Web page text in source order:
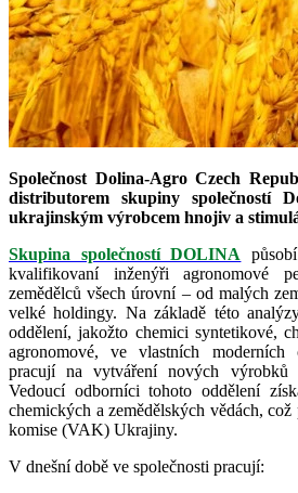
Společnost Dolina-Agro Czech
distributorem skupiny společností
ukrajinským výrobcem hnojiv a
Skupina společností DOLINA
kvalifikovaní inženýři agronomové
zemědělců všech úrovní – od malých
velké holdingy. Na základě této
oddělení, jakožto chemici syntetikové,
agronomové, ve vlastních moderních
pracují na vytváření nových výrobků
Vedoucí odborníci tohoto oddělení
chemických a zemědělských vědách,
komise (VAK) Ukrajiny.
V dnešní době ve společnosti pracují: